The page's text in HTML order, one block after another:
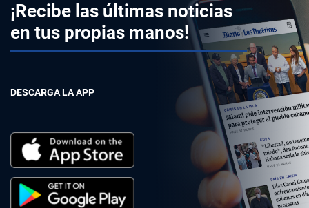
¡Recibe las últimas noticias
en tus propias manos!
DESCARGA LA APP